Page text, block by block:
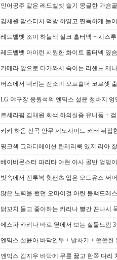
인어공주 같은 레드벨벳 슬기 몽글한 가슴
김채원 맘스터치 먹방 하얗고 찐득하게 늘
레드벨벳 조이 하늘색 실크 홀터넥 + 시스
레드벨벳 아이린 시원한 화이트 홀터넥 옆
카메라 앞으로 다가와서 숙이는 리센느 제
버스에서 내리는 전소미 오프숄더 코르셋
LG 야구장 응원석의 엔믹스 설윤 청바지 엉
르세라핌 김채원 회색 하의실종 유니폼 +
키키 하음 신곡 안무 제노사이드 커터 뒤집
핑크색 그라디에이션 란제리룩 있지 리아
베이비몬스터 파리타 아현 아사 골반 엉덩
빗속에서 전투복 핫팬츠 입은 오드유스 써
많은 노력을 했던 오마이걸 아린 블랙드레
닭꼬치 들고 좋아하는 카리나 빨간 끈나시
에스파 카리나 바로 옆에서 보는 실물느낌 3
엔믹스 설윤아 바닥안무 + 발차기 + 쫀쫀한
엔믹스 김지우 바닥에 무릎 꿇고 한쪽 다리